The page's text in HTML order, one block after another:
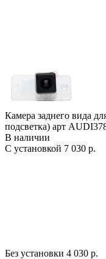
Камера заднего вида
подсветка) арт
В наличии
С установкой 7 030 р.
Без установки 4 030 р.